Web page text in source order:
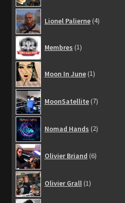
Lionel Palierne 4produits
Membres 1
produit
Moon In June 1produit
MoonSatellite 7produits
Nomad Hands 2produits
Olivier Briand 6produits
Olivier Grall 1produit